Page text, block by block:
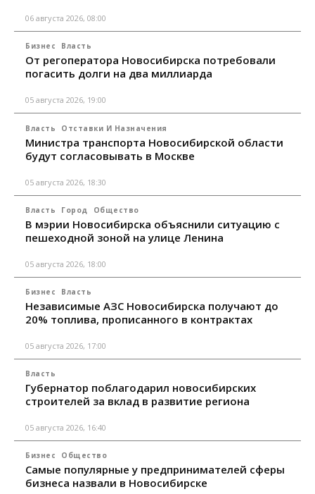
06 августа 2026, 08:00
Бизнес Власть
От регоператора Новосибирска потребовали
погасить долги на два миллиарда
05 августа 2026, 19:00
Власть Отставки И Назначения
Министра транспорта Новосибирской области
будут согласовывать в Москве
05 августа 2026, 18:30
Власть Город Общество
В мэрии Новосибирска объяснили ситуацию с
пешеходной зоной на улице Ленина
05 августа 2026, 18:00
Бизнес Власть
Независимые АЗС Новосибирска получают до
20% топлива, прописанного в контрактах
05 августа 2026, 17:00
Власть
Губернатор поблагодарил новосибирских
строителей за вклад в развитие региона
05 августа 2026, 16:40
Бизнес Общество
Самые популярные у предпринимателей сферы
бизнеса назвали в Новосибирске